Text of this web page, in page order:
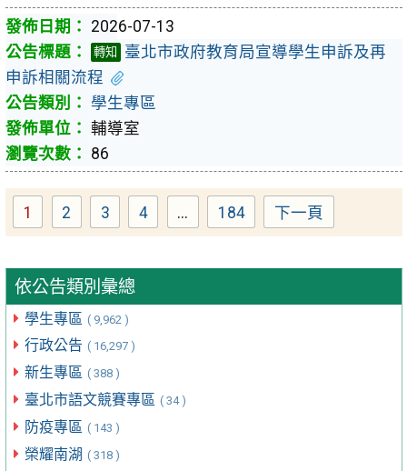
依公告類別彙總
學生專區 ( 9,962 )
行政公告 ( 16,297 )
新生專區 ( 388 )
臺北市語文競賽專區 ( 34 )
防疫專區 ( 143 )
榮耀南湖 ( 318 )
2026-07-13
轉知
臺北市政府教育局宣導學生申訴及再
申訴相關流程
學生專區
輔導室
86
Page
1 Page
2 Page
3 Page
4 ... Page
184 下一頁